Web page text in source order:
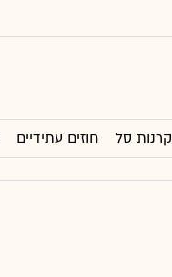
קרנות סל חוזים עתידיים